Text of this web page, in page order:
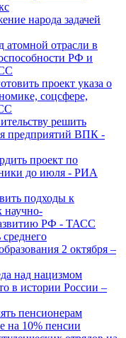
народа задачей
атомной отрасли в
РФ и
проект указа о
соцсфере,
решить
предприятий ВПК -
проект по
до июля - РИА
подходы к
научно-
РФ - ТАСС
2 октября –
над нацизмом
в истории России –
пенсионерам
на 10% пенсии